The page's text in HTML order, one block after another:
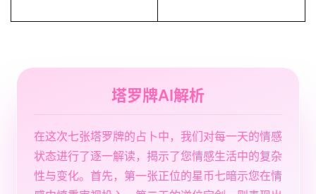
塔罗牌AI解析
在这次七张塔罗牌的占卜中，我们对每一天的情感
状态进行了逐一解读，揭示了您情感生活中的复杂
性与变化。首先，第一张正位的星币七暗示您在情